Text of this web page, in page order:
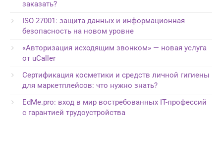
заказать?
ISO 27001: защита данных и информационная
безопасность на новом уровне
«Авторизация исходящим звонком» — новая услуга
от uCaller
Сертификация косметики и средств личной гигиены
для маркетплейсов: что нужно знать?
EdMe.pro: вход в мир востребованных IT-профессий
с гарантией трудоустройства